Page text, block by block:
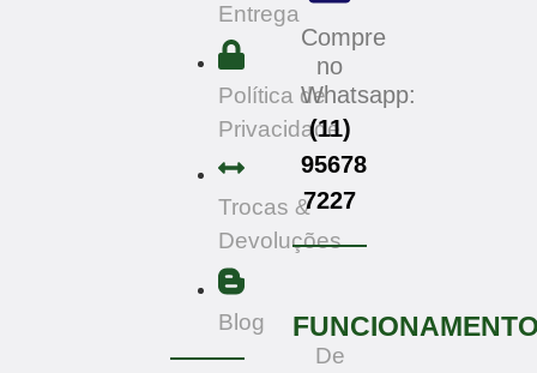
Entrega
Política de
Privacidade
Trocas &
Devoluções
Blog
Compre
no
Whatsapp:
(11)
95678
7227
De